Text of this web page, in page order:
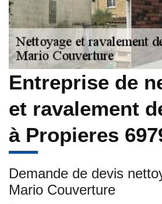
Entreprise de
et ravalement
à Propieres
Demande de devis
Mario Couverture